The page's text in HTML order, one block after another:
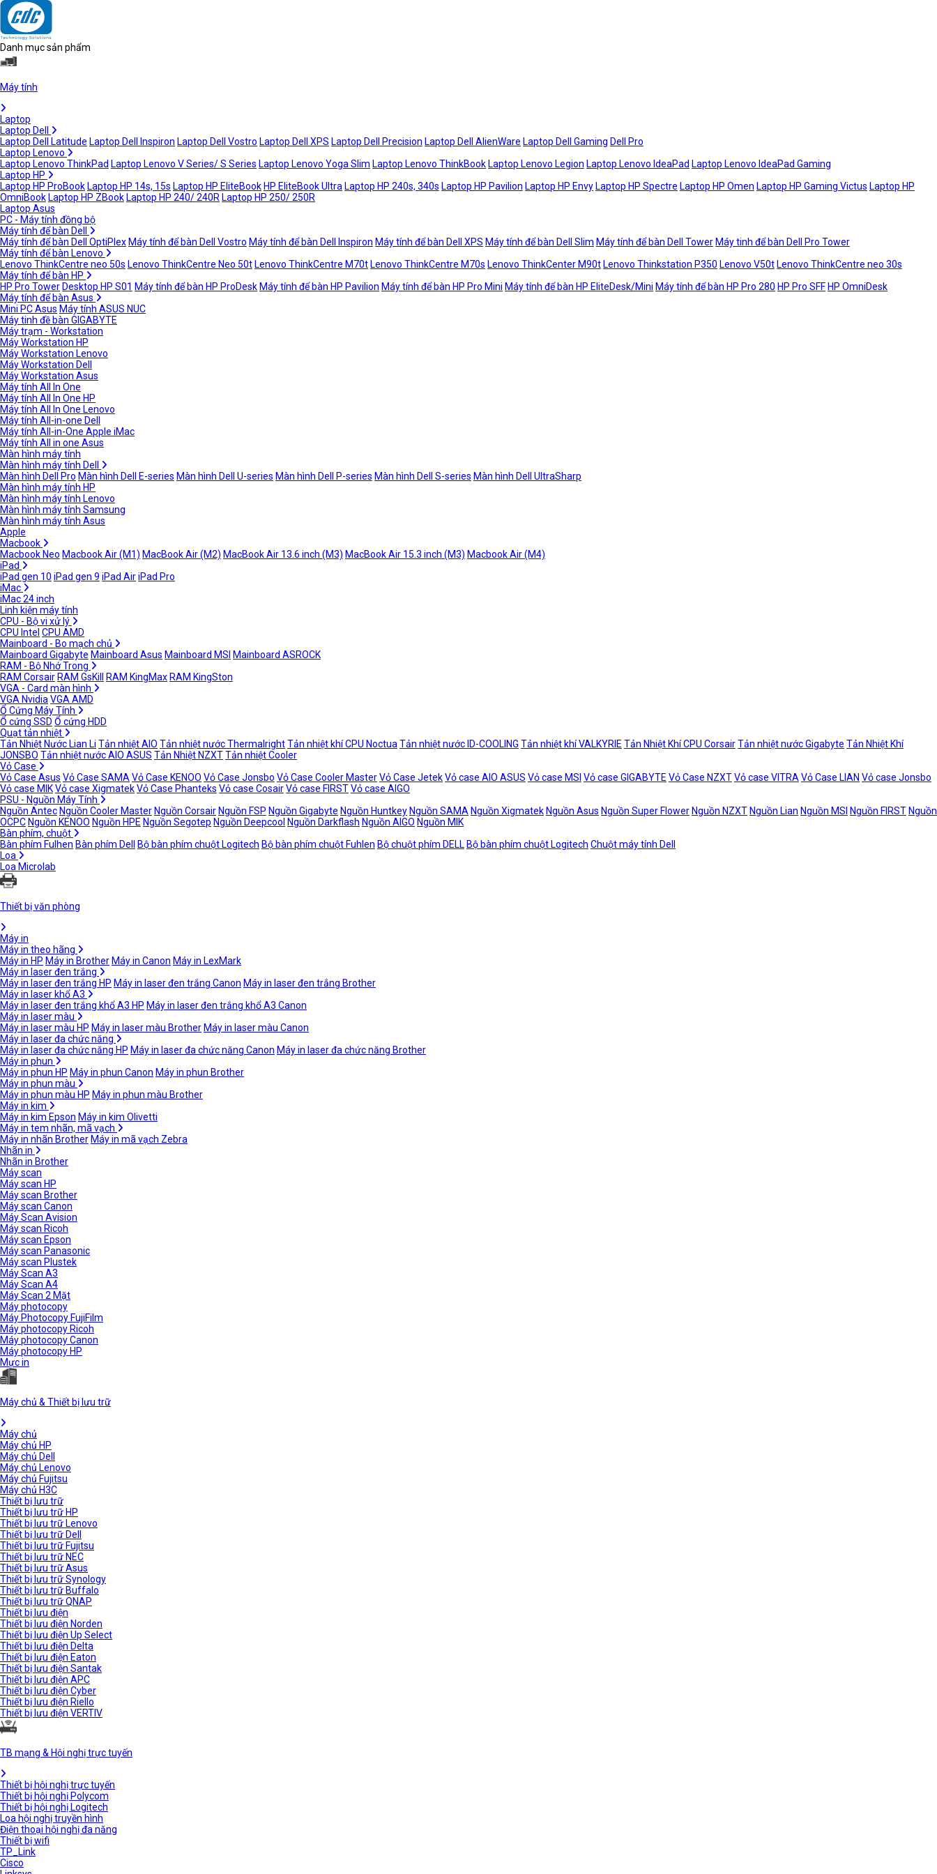
Danh mục sản phẩm
Máy tính
Laptop
Laptop Dell
Laptop Dell Latitude Laptop Dell Inspiron Laptop Dell Vostro Laptop Dell XPS Laptop Dell Precision Laptop Dell AlienWare Laptop Dell Gaming Dell Pro
Laptop Lenovo
Laptop Lenovo ThinkPad Laptop Lenovo V Series/ S Series Laptop Lenovo Yoga Slim Laptop Lenovo ThinkBook Laptop Lenovo Legion Laptop Lenovo IdeaPad Laptop Lenovo IdeaPad Gaming
Laptop HP
Laptop HP ProBook Laptop HP 14s, 15s Laptop HP EliteBook HP EliteBook Ultra Laptop HP 240s, 340s Laptop HP Pavilion Laptop HP Envy Laptop HP Spectre Laptop HP Omen Laptop HP Gaming Victus Laptop HP
OmniBook Laptop HP ZBook Laptop HP 240/ 240R Laptop HP 250/ 250R
Laptop Asus
PC - Máy tính đồng bộ
Máy tính để bàn Dell
Máy tính để bàn Dell OptiPlex Máy tính để bàn Dell Vostro Máy tính để bàn Dell Inspiron Máy tính để bàn Dell XPS Máy tính để bàn Dell Slim Máy tính để bàn Dell Tower Máy tinh để bàn Dell Pro Tower
Máy tính để bàn Lenovo
Lenovo ThinkCentre neo 50s Lenovo ThinkCentre Neo 50t Lenovo ThinkCentre M70t Lenovo ThinkCentre M70s Lenovo ThinkCenter M90t Lenovo Thinkstation P350 Lenovo V50t Lenovo ThinkCentre neo 30s
Máy tính để bàn HP
HP Pro Tower Desktop HP S01 Máy tính để bàn HP ProDesk Máy tính để bàn HP Pavilion Máy tính để bàn HP Pro Mini Máy tính để bàn HP EliteDesk/Mini Máy tính để bàn HP Pro 280 HP Pro SFF HP OmniDesk
Máy tính để bàn Asus
Mini PC Asus Máy tính ASUS NUC
Máy tinh đề bàn GIGABYTE
Máy trạm - Workstation
Máy Workstation HP
Máy Workstation Lenovo
Máy Workstation Dell
Máy Workstation Asus
Máy tính All In One
Máy tính All In One HP
Máy tính All In One Lenovo
Máy tính All-in-one Dell
Máy tính All-in-One Apple iMac
Máy tính All in one Asus
Màn hình máy tính
Màn hình máy tính Dell
Màn hình Dell Pro Màn hình Dell E-series Màn hình Dell U-series Màn hình Dell P-series Màn hình Dell S-series Màn hình Dell UltraSharp
Màn hình máy tính HP
Màn hình máy tính Lenovo
Màn hình máy tính Samsung
Màn hình máy tính Asus
Apple
Macbook
Macbook Neo Macbook Air (M1) MacBook Air (M2) MacBook Air 13.6 inch (M3) MacBook Air 15.3 inch (M3) Macbook Air (M4)
iPad
iPad gen 10 iPad gen 9 iPad AiriPad Pro
iMac
iMac 24 inch
Linh kiện máy tính
CPU - Bộ vi xử lý
CPU Intel CPU AMD
Mainboard - Bo mạch chủ
Mainboard Gigabyte Mainboard Asus Mainboard MSI Mainboard ASROCK
RAM - Bộ Nhớ Trong
RAM Corsair RAM GsKill RAM KingMax RAM KingSton
VGA - Card màn hình
VGA Nvidia VGA AMD
Ổ Cứng Máy Tính
Ổ cứng SSD Ổ cứng HDD
Quạt tản nhiệt
Tản Nhiệt Nước Lian Li Tản nhiệt AIO Tản nhiệt nước ThermalrightTản nhiệt khí CPU Noctua Tản nhiệt nước ID-COOLING Tản nhiệt khí VALKYRIE Tản Nhiệt Khí CPU CorsairTản nhiệt nước Gigabyte Tản Nhiệt Khí
JONSBO Tản nhiệt nước AIO ASUS Tản Nhiệt NZXTTản nhiệt Cooler
Vỏ Case
Vỏ Case Asus Vỏ Case SAMA Vỏ Case KENOO Vỏ Case Jonsbo Vỏ Case Cooler MasterVỏ Case JetekVỏ case AIO ASUS Vỏ case MSI Vỏ case GIGABYTE Vỏ Case NZXTVỏ case VITRA Vỏ Case LIAN Vỏ case Jonsbo
Vỏ case MIKVỏ case XigmatekVỏ Case Phanteks Vỏ case CosairVỏ case FIRSTVỏ case AIGO
PSU - Nguồn Máy Tính
Nguồn Antec Nguồn Cooler Master Nguồn Corsair Nguồn FSP Nguồn Gigabyte Nguồn Huntkey Nguồn SAMA Nguồn Xigmatek Nguồn Asus Nguồn Super Flower Nguồn NZXT Nguồn Lian Nguồn MSI Nguồn FIRST Nguồn
OCPC Nguồn KENOO Nguồn HPE Nguồn Segotep Nguồn Deepcool Nguồn Darkflash Nguồn AIGO Nguồn MIK
Bàn phím, chuột
Bàn phím Fulhen Bàn phím Dell Bộ bàn phím chuột Logitech Bộ bàn phím chuột Fuhlen Bộ chuột phím DELL Bộ bàn phím chuột Logitech Chuột máy tính Dell
Loa
Loa Microlab
Thiết bị văn phòng
Máy in
Máy in theo hãng
Máy in HP Máy in Brother Máy in Canon Máy in LexMark
Máy in laser đen trắng
Máy in laser đen trắng HP Máy in laser đen trắng Canon Máy in laser đen trắng Brother
Máy in laser khổ A3
Máy in laser đen trắng khổ A3 HP Máy in laser đen trắng khổ A3 Canon
Máy in laser màu
Máy in laser màu HP Máy in laser màu Brother Máy in laser màu Canon
Máy in laser đa chức năng
Máy in laser đa chức năng HP Máy in laser đa chức năng Canon Máy in laser đa chức năng Brother
Máy in phun
Máy in phun HP Máy in phun Canon Máy in phun Brother
Máy in phun màu
Máy in phun màu HP Máy in phun màu Brother
Máy in kim
Máy in kim Epson Máy in kim Olivetti
Máy in tem nhãn, mã vạch
Máy in nhãn Brother Máy in mã vạch Zebra
Nhãn in
Nhãn in Brother
Máy scan
Máy scan HP
Máy scan Brother
Máy scan Canon
Máy Scan Avision
Máy scan Ricoh
Máy scan Epson
Máy scan Panasonic
Máy scan Plustek
Máy Scan A3
Máy Scan A4
Máy Scan 2 Mặt
Máy photocopy
Máy Photocopy FujiFilm
Máy photocopy Ricoh
Máy photocopy Canon
Máy photocopy HP
Mực in
Máy chủ & Thiết bị lưu trữ
Máy chủ
Máy chủ HP
Máy chủ Dell
Máy chủ Lenovo
Máy chủ Fujitsu
Máy chủ H3C
Thiết bị lưu trữ
Thiết bị lưu trữ HP
Thiết bị lưu trữ Lenovo
Thiết bị lưu trữ Dell
Thiết bị lưu trữ Fujitsu
Thiết bị lưu trữ NEC
Thiết bị lưu trữ Asus
Thiết bị lưu trữ Synology
Thiết bị lưu trữ Buffalo
Thiết bị lưu trữ QNAP
Thiết bị lưu điện
Thiết bị lưu điện Norden
Thiết bị lưu điện Up Select
Thiết bị lưu điện Delta
Thiết bị lưu điện Eaton
Thiết bị lưu điện Santak
Thiết bị lưu điện APC
Thiết bị lưu điện Cyber
Thiết bị lưu điện Riello
Thiết bị lưu điện VERTIV
TB mạng & Hội nghị trực tuyến
Thiết bị hội nghị trực tuyến
Thiết bị hội nghị Polycom
Thiết bị hội nghị Logitech
Loa hội nghị truyền hình
Điện thoại hội nghị đa năng
Thiết bị wifi
TP_Link
Cisco